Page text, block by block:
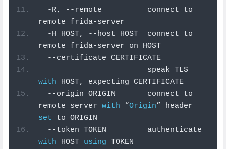
-R, --remote          connect to
remote frida-server
-H HOST, --host HOST  connect to
remote frida-server on HOST
--certificate CERTIFICATE
                        speak TLS
with HOST,
expecting CERTIFICATE
--origin ORIGIN       connect to
remote server with “Origin”
set to ORIGIN
--
with HOST using TOKEN